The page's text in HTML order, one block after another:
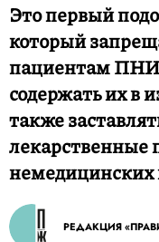
Это первый
который
пациентам ПНИ
содержать их в
также
лекарственные
немедицинских
РЕДАКЦИЯ